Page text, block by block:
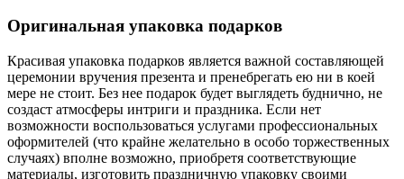
Оригинальная упаковка подарков
Красивая упаковка подарков является важной составляющей
церемонии вручения презента и пренебрегать ею ни в коей
мере не стоит. Без нее подарок будет выглядеть буднично, не
создаст атмосферы интриги и праздника. Если нет
возможности воспользоваться услугами профессиональных
оформителей (что крайне желательно в особо торжественных
случаях) вполне возможно, приобретя соответствующие
материалы, изготовить праздничную упаковку своими